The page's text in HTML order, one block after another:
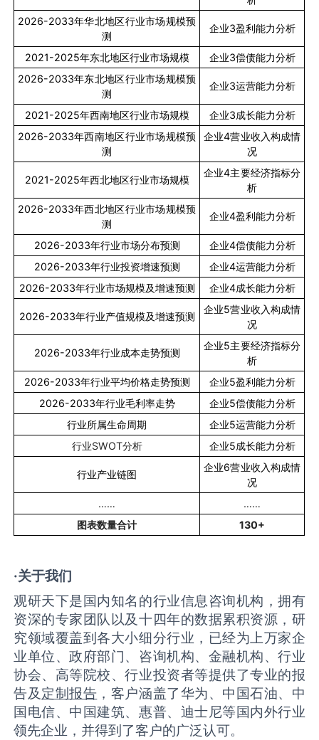
2026-2033年华北地区行业市场规模预
测
企业3盈利能力分析
2021-2025年东北地区行业市场规模 企业3偿债能力分析
2026-2033年东北地区行业市场规模预
测
企业3运营能力分析
2021-2025年西南地区行业市场规模 企业3成长能力分析
2026-2033年西南地区行业市场规模预
测
企业4营业收入构成情
况
2021-2025年西北地区行业市场规模
企业4主要经济指标分
析
2026-2033年西北地区行业市场规模预
测
企业4盈利能力分析
2026-2033年行业市场分布预测 企业4偿债能力分析
2026-2033年行业投资增速预测 企业4运营能力分析
2026-2033年行业市场规模及增速预测 企业4成长能力分析
2026-2033年行业产值规模及增速预测
企业5营业收入构成情
况
2026-2033年行业成本走势预测
企业5主要经济指标分
析
2026-2033年行业平均价格走势预测 企业5盈利能力分析
2026-2033年行业毛利率走势 企业5偿债能力分析
行业所属生命周期
企业5运营能力分析
行业SWOT分析 企业5成长能力分析
行业产业链图
企业6营业收入构成情
况
……
……
图表数量合计
130+
·关于我们
观研天下是国内知名的行业信息咨询机构，拥有
资深的专家团队以及十四年的数据累积资源，研
究领域覆盖到各大小细分行业，已经为上万家企
业单位、政府部门、咨询机构、金融机构、行业
协会、高等院校、行业投资者等提供了专业的报
告及定制报告 ，客户涵盖了华为、中国石油、中
国电信、中国建筑、惠普、迪士尼等国内外行业
领先企业，并得到了客户的广泛认可。